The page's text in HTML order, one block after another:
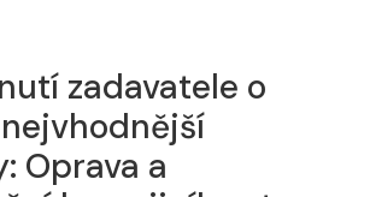
zadavatele o
Oprava a